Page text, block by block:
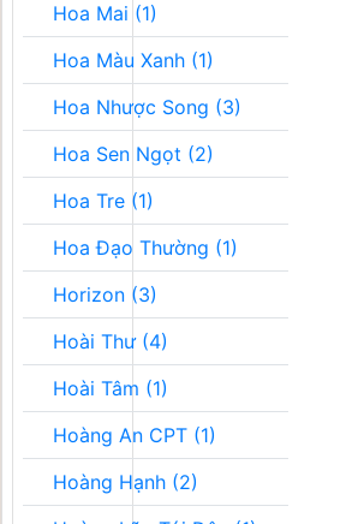
Hoa Mai (1)
Hoa Màu Xanh (1)
Hoa Nhược Song (3)
Hoa Sen Ngọt (2)
Hoa Tre (1)
Hoa Đạo Thường (1)
Horizon (3)
Hoài Thư (4)
Hoài Tâm (1)
Hoàng An CPT (1)
Hoàng Hạnh (2)